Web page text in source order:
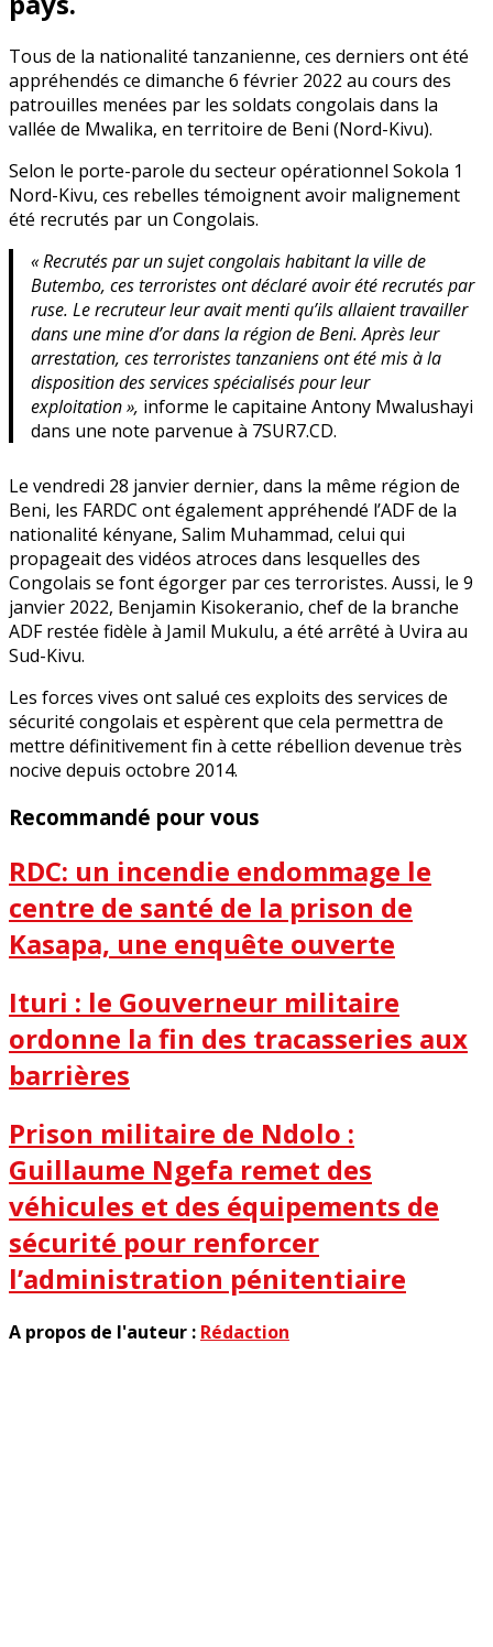
Tous de la nationalité tanzanienne, ces derniers ont été
appréhendés ce dimanche 6 février 2022 au cours des
patrouilles menées par les soldats congolais dans la
vallée de Mwalika, en territoire de Beni (Nord-Kivu).
Selon le porte-parole du secteur opérationnel Sokola 1
Nord-Kivu, ces rebelles témoignent avoir malignement
été recrutés par un Congolais.
« Recrutés par un sujet congolais habitant la ville de
Butembo, ces terroristes ont déclaré avoir été recrutés par
ruse. Le recruteur leur avait menti qu’ils allaient travailler
dans une mine d’or dans la région de Beni. Après leur
arrestation, ces terroristes tanzaniens ont été mis à la
disposition des services spécialisés pour leur
exploitation », informe le capitaine Antony Mwalushayi
dans une note parvenue à 7SUR7.CD.
Le vendredi 28 janvier dernier, dans la même région de
Beni, les FARDC ont également appréhendé l’ADF de la
nationalité kényane, Salim Muhammad, celui qui
propageait des vidéos atroces dans lesquelles des
Congolais se font égorger par ces terroristes. Aussi, le 9
janvier 2022, Benjamin Kisokeranio, chef de la branche
ADF restée fidèle à Jamil Mukulu, a été arrêté à Uvira au
Sud-Kivu.
Les forces vives ont salué ces exploits des services de
sécurité congolais et espèrent que cela permettra de
mettre définitivement fin à cette rébellion devenue très
nocive depuis octobre 2014.
Recommandé pour vous
RDC: un incendie endommage le
centre de santé de la prison de
Kasapa, une enquête ouverte
Ituri : le Gouverneur militaire
ordonne la fin des tracasseries aux
barrières
Prison militaire de Ndolo :
Guillaume Ngefa remet des
véhicules et des équipements de
sécurité pour renforcer
l’administration pénitentiaire
A propos de l'auteur : Rédaction